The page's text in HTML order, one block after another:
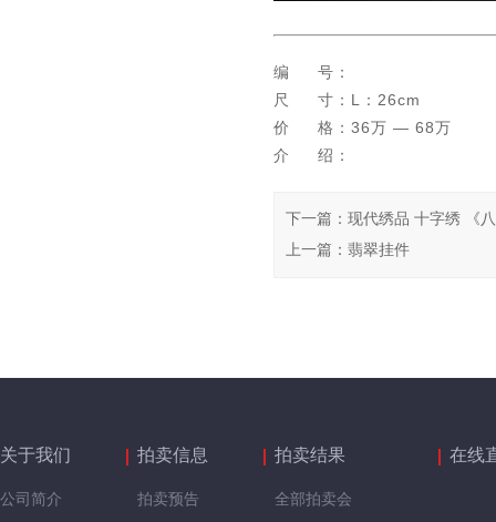
编 号：
尺 寸：L：26cm
价 格：36万 — 68万
介 绍：
下一篇 ： 现代绣品 十字绣 《
上一篇 ： 翡翠挂件
关于我们
公司简介
拍卖信息
拍卖预告
拍卖结果
全部拍卖会
在线